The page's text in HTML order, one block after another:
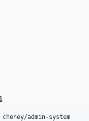
admin-system